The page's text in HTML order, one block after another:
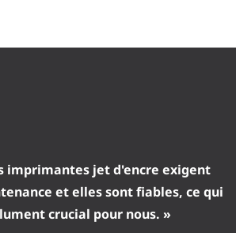
imprimantes jet d'encre exigent
et elles sont fiables, ce qui
crucial pour nous. »